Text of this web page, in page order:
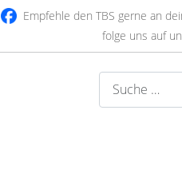
Empfehle den TBS gerne an
folge uns auf